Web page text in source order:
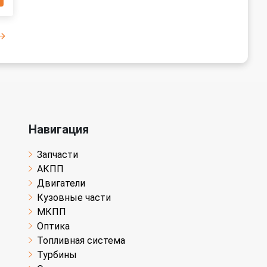
Навигация
Запчасти
АКПП
Двигатели
Кузовные части
МКПП
Оптика
Топливная система
Турбины